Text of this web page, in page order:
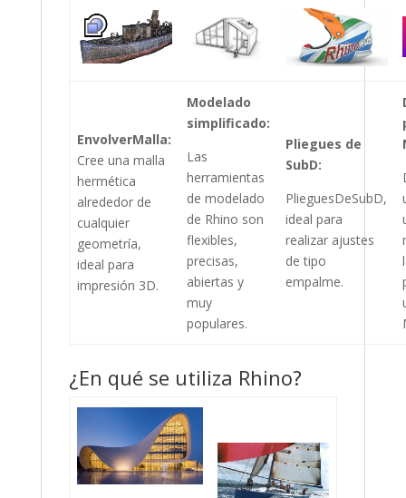
EnvolverMalla:
Cree una malla
hermética
alrededor de
cualquier
geometría,
ideal para
impresión 3D.
Modelado
simplificado:
Las
herramientas
de modelado
de Rhino son
flexibles,
precisas,
abiertas y
muy
populares.
Pliegues de
SubD:
PlieguesDeSubD,
ideal para
realizar ajustes
de tipo
empalme.
¿En qué se utiliza Rhino?